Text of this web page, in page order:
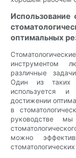
Использование
оптимальных
инструментом
различные
Один из таких
используется
достижении
в
руководстве
можно